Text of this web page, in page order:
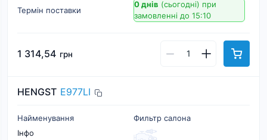
Термін поставки
0 днів (сьогодні) при
замовленні до 15:10
1 314,54 грн
HENGST E977LI
Найменування
Фильтр салона
Інфо